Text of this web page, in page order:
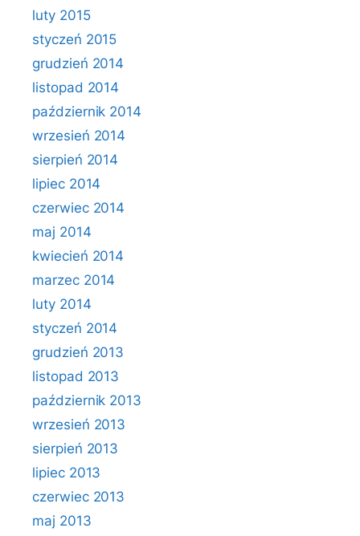
luty 2015
styczeń 2015
grudzień 2014
listopad 2014
październik 2014
wrzesień 2014
sierpień 2014
lipiec 2014
czerwiec 2014
maj 2014
kwiecień 2014
marzec 2014
luty 2014
styczeń 2014
grudzień 2013
listopad 2013
październik 2013
wrzesień 2013
sierpień 2013
lipiec 2013
czerwiec 2013
maj 2013